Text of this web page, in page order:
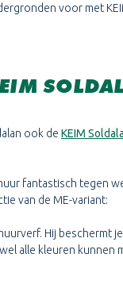
voor met
ook de KEIM
fantastisch tegen
van de ME-variant:
Hij beschermt
alle kleuren